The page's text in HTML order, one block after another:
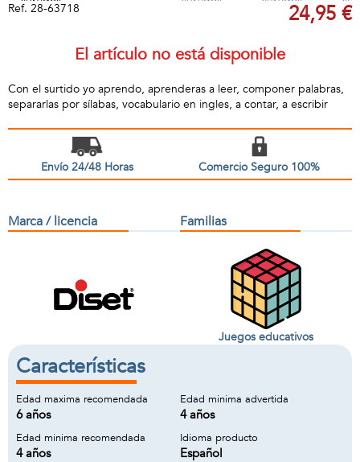
Ref. 28-63718 24,95 €
El artículo no está disponible
Con el surtido yo aprendo, aprenderas a leer, componer palabras,
separarlas por sílabas, vocabulario en ingles, a contar, a escribir
Envío 24/48 Horas Comercio Seguro 100%
Marca / licencia Familias
Juegos educativos
Características
Edad maxima recomendada
6 años
Edad minima advertida
4 años
Edad minima recomendada
4 años
Idioma producto
Español